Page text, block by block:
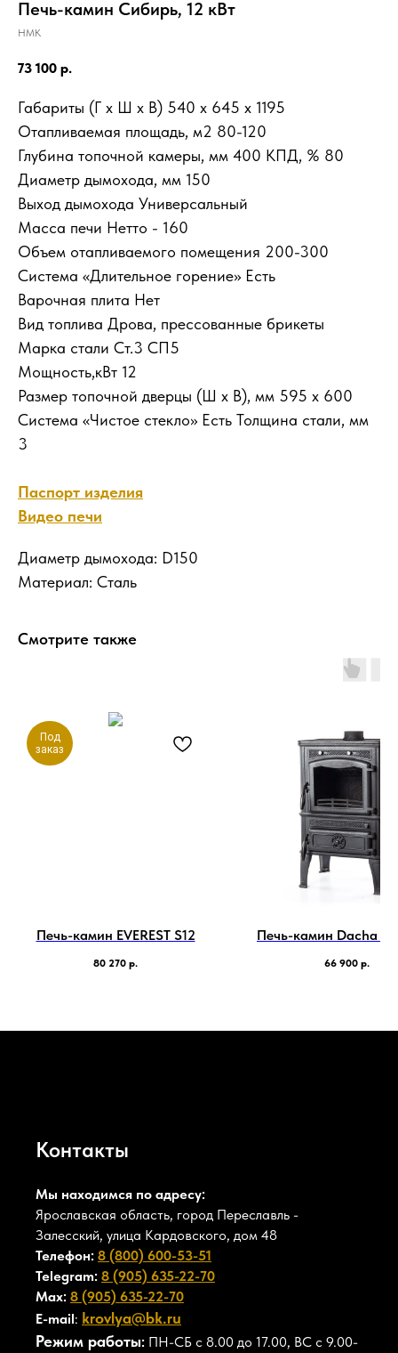
Печь-камин Сибирь, 12 кВт
НМК
73 100 р.
Габариты (Г х Ш х В) 540 х 645 х 1195
Отапливаемая площадь, м2 80-120
Глубина топочной камеры, мм 400 КПД, % 80
Диаметр дымохода, мм 150
Выход дымохода Универсальный
Масса печи Нетто - 160
Объем отапливаемого помещения 200-300
Система «Длительное горение» Есть
Варочная плита Нет
Вид топлива Дрова, прессованные брикеты
Марка стали Ст.3 СП5
Мощность,кВт 12
Размер топочной дверцы (Ш х В), мм 595 х 600
Система «Чистое стекло» Есть Толщина стали, мм
3
Паспорт изделия
Видео печи
Диаметр дымохода: D150
Материал: Сталь
Смотрите также
Под
заказ
Печь-камин EVEREST S12
80 270 р.
Печь-камин Dacha I
66 900 р.
Контакты
Мы находимся по адресу:
Ярославская область, город Переславль -
Залесский, улица Кардовского, дом 48
Телефон: 8 (800) 600-53-51
Telegram: 8 (905) 635-22-70
Max: 8 (905) 635-22-70
E-mail: krovlya@bk.ru
Режим работы: ПН-СБ с 8.00 до 17.00, ВС с 9.00-